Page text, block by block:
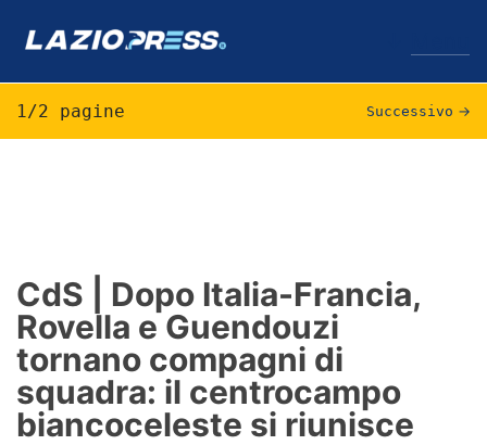
Formello
Infortuni
Primavera
Calciomercato
1/2 pagine Successivo →
CdS | Dopo Italia-Francia,
Rovella e Guendouzi
tornano compagni di
squadra: il centrocampo
biancoceleste si riunisce